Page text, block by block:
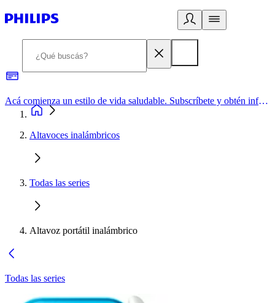
Acá comienza un estilo de vida saludable. Subscríbete y obtén información de primera mano
Altavoces inalámbricos
Todas las series
Altavoz portátil inalámbrico
Todas las series